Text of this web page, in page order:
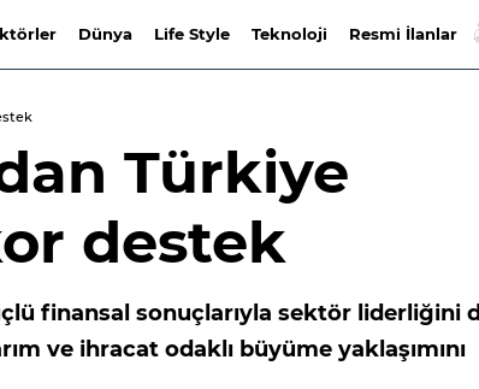
Dünya Life Style Teknoloji Resmi İlanlar
Türkiye
destek
finansal sonuçlarıyla sektör liderliğini
ve ihracat odaklı büyüme yaklaşımını